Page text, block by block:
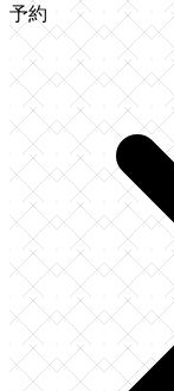
予約